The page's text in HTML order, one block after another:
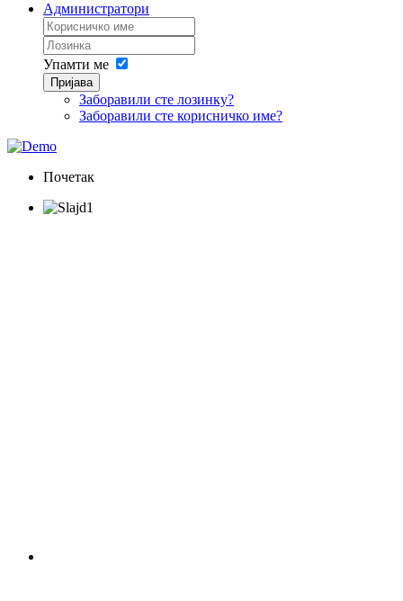
Администратори
Упамти ме
Пријава
Заборавили сте лозинку?
Заборавили сте корисничко име?
Почетак